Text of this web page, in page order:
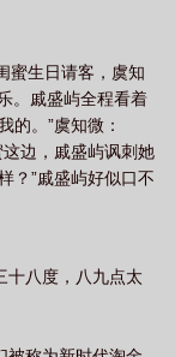
阅读 婚约未遂虞知
约未遂by山有嘉卉 婚约
未遂txt 婚约未遂by山
婚约未遂全文免费阅
蜜生日请客，虞知
。戚盛屿全程看着
的。”虞知微：
边，戚盛屿讽刺她
？”戚盛屿好似口不
的墨：“确实没有
缺你那份工资，虞
台。每天接待客
洒，谈了场恋爱
十八度，八九点太